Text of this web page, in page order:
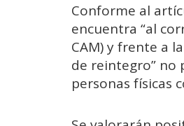
Conforme al
encuentra “al
CAM) y frente a
de reintegro” no
personas físicas